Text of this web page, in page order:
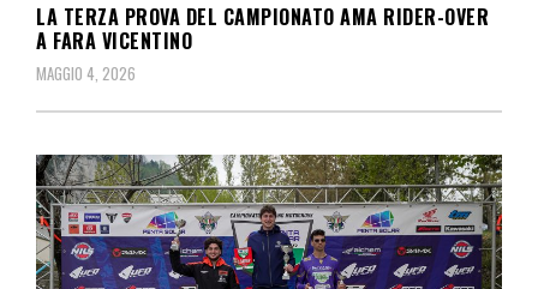
LA TERZA PROVA DEL CAMPIONATO AMA RIDER-OVER
A FARA VICENTINO
MAGGIO 4, 2026